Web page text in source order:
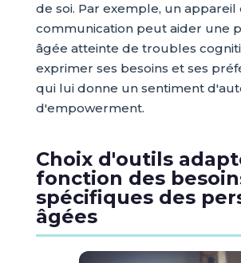
de soi. Par exemple, un appareil
communication peut aider une
âgée atteinte de troubles
exprimer ses besoins et ses
qui lui donne un sentiment
d'empowerment.
Choix d'outils
fonction des
spécifiques des
âgées